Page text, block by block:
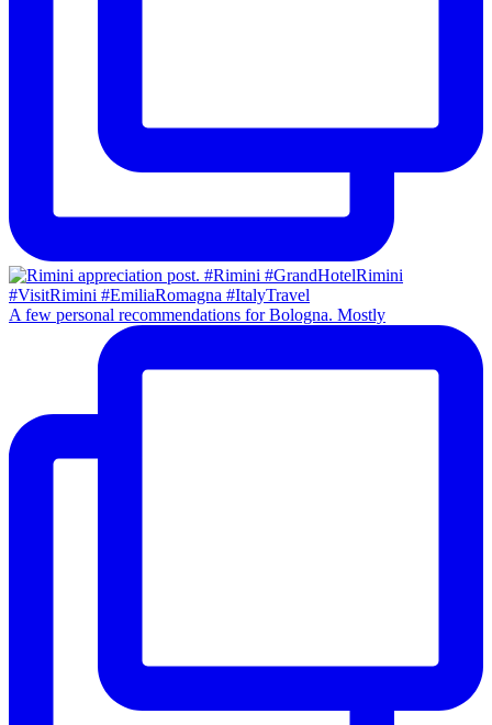
A few personal recommendations for Bologna. Mostly